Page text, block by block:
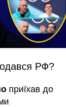
РФ?
приїхав до